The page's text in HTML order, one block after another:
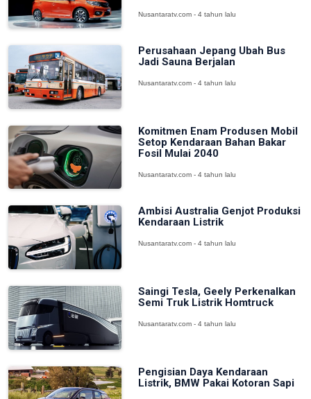
Nusantaratv.com - 4 tahun lalu
Perusahaan Jepang Ubah Bus
Jadi Sauna Berjalan
Nusantaratv.com - 4 tahun lalu
Komitmen Enam Produsen Mobil
Setop Kendaraan Bahan Bakar
Fosil Mulai 2040
Nusantaratv.com - 4 tahun lalu
Ambisi Australia Genjot Produksi
Kendaraan Listrik
Nusantaratv.com - 4 tahun lalu
Saingi Tesla, Geely Perkenalkan
Semi Truk Listrik Homtruck
Nusantaratv.com - 4 tahun lalu
Pengisian Daya Kendaraan
Listrik, BMW Pakai Kotoran Sapi